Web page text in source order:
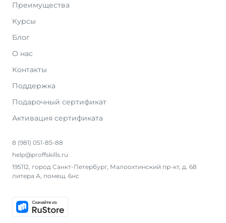
Преимущества
Курсы
Блог
О нас
Контакты
Поддержка
Подарочный сертификат
Активация сертификата
8 (981) 051-85-88
help@proffskills.ru
195112, город Санкт-Петербург, Малоохтинский пр-кт, д. 68
литера А, помещ. 6нс